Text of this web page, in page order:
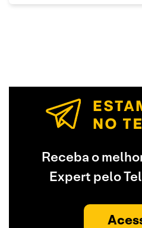
Receba o
Expert pelo